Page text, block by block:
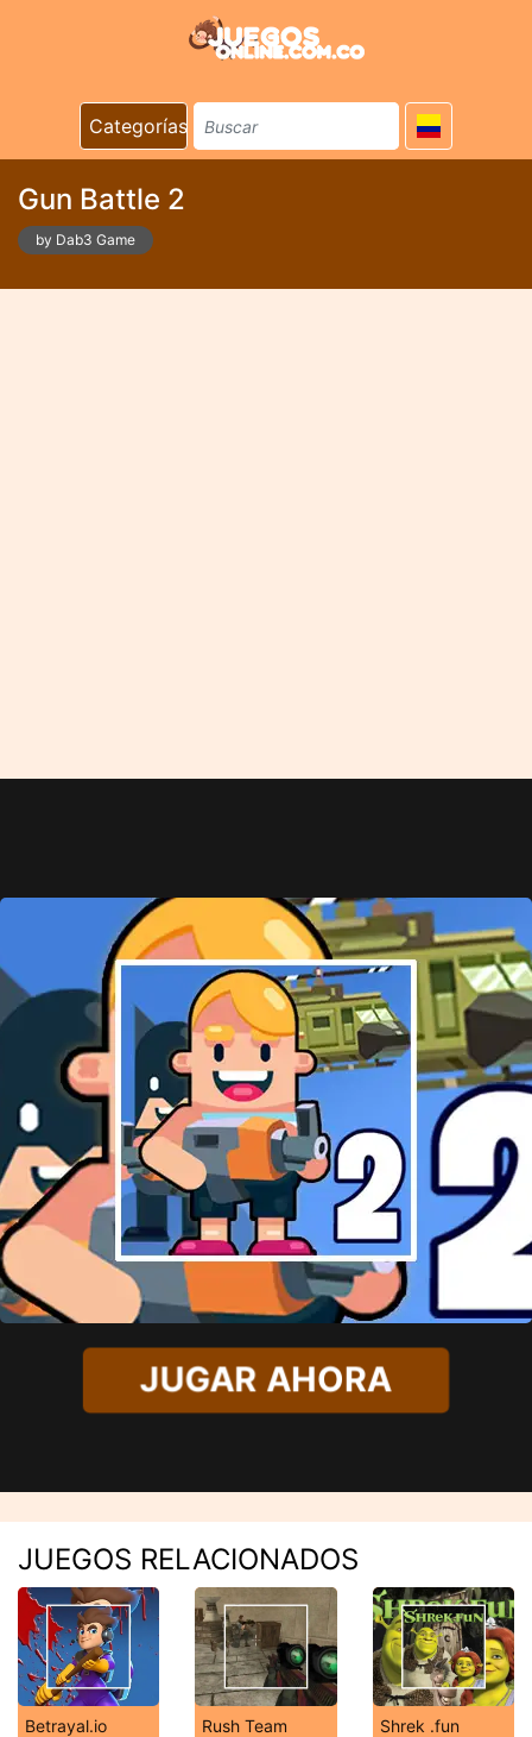
Categorías
Gun Battle 2
by Dab3 Game
JUGAR AHORA
JUEGOS RELACIONADOS
Betrayal.io Rush Team Shrek .fun